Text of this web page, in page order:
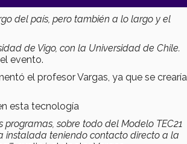
del país, pero también a lo largo y el
de Vigo, con la Universidad de Chile.
evento.
el profesor Vargas, ya que se crearía
esta tecnología
sobre todo del Modelo TEC21
instalada teniendo contacto directo a la